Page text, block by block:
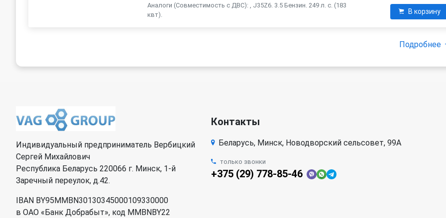
Аналоги (Совместимость с ДВС): , J35Z6. 3.5 Бензин. 249 л. с. (183
квт).
В корзину
Подробнее
Индивидуальный предприниматель Вербицкий
Сергей Михайлович
Республика Беларусь 220066 г. Минск, 1-й
Заречный переулок, д.42.
IBAN BY95MMBN30130345000109330000
в ОАО «Банк Добрабыт», код MMBNBY22
Контакты
Беларусь, Минск, Новодворский сельсовет, 99А
только звонки
+375 (29) 778-85-46